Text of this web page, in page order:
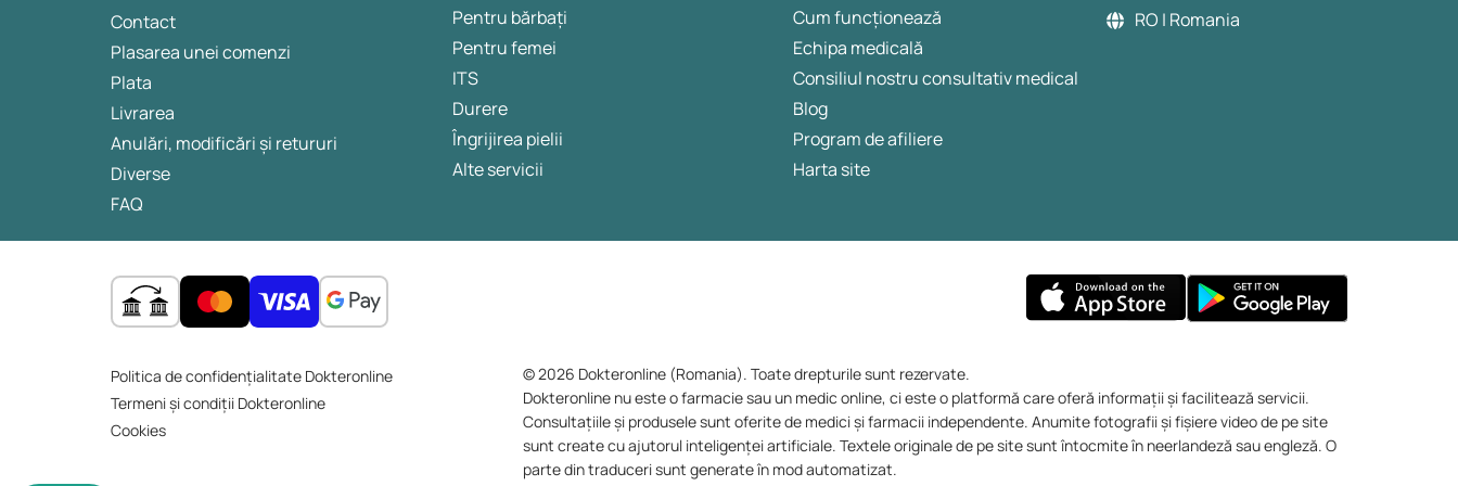
Contact
Plasarea unei comenzi
Plata
Livrarea
Anulări, modificări și retururi
Diverse
FAQ
Pentru bărbați
Pentru femei
ITS
Durere
Îngrijirea pielii
Alte servicii
Cum funcționează
Echipa medicală
Consiliul nostru consultativ medical
Blog
Program de afiliere
Harta site
RO | Romania
Politica de confidențialitate Dokteronline
Termeni și condiții Dokteronline
Cookies
© 2026 Dokteronline (Romania). Toate drepturile sunt rezervate.
Dokteronline nu este o farmacie sau un medic online, ci este o platformă care oferă informații și facilitează servicii.
Consultațiile și produsele sunt oferite de medici și farmacii independente. Anumite fotografii și fișiere video de pe site
sunt create cu ajutorul inteligenței artificiale. Textele originale de pe site sunt întocmite în neerlandeză sau engleză. O
parte din traduceri sunt generate în mod automatizat.